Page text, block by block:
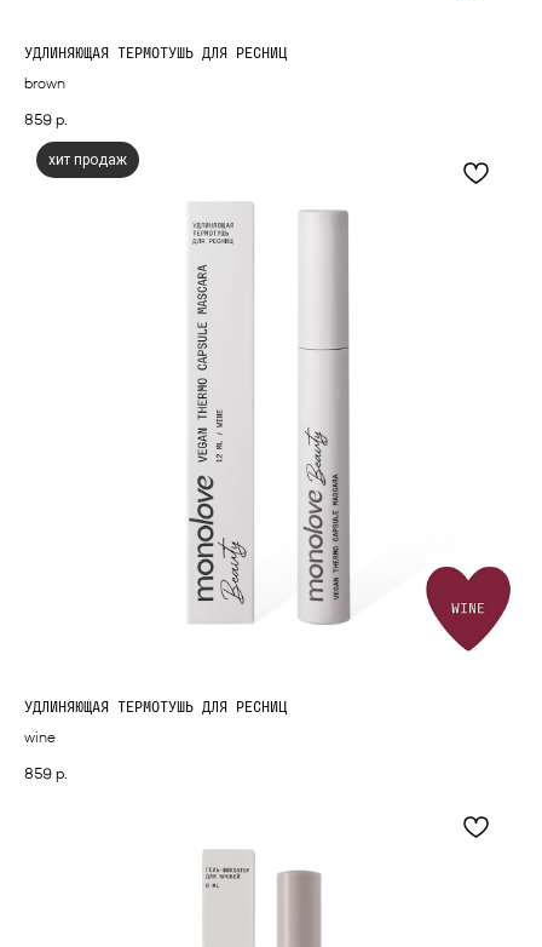
УДЛИНЯЮЩАЯ ТЕРМОТУШЬ ДЛЯ РЕСНИЦ
brown
859р.
хит продаж
УДЛИНЯЮЩАЯ ТЕРМОТУШЬ ДЛЯ РЕСНИЦ
wine
859р.